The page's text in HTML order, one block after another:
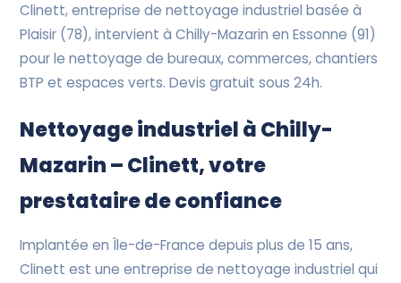
Clinett, entreprise de nettoyage industriel basée à
Plaisir (78), intervient à Chilly-Mazarin en Essonne (91)
pour le nettoyage de bureaux, commerces, chantiers
BTP et espaces verts. Devis gratuit sous 24h.
Nettoyage industriel à Chilly-
Mazarin – Clinett, votre
prestataire de confiance
Implantée en Île-de-France depuis plus de 15 ans,
Clinett est une entreprise de nettoyage industriel qui